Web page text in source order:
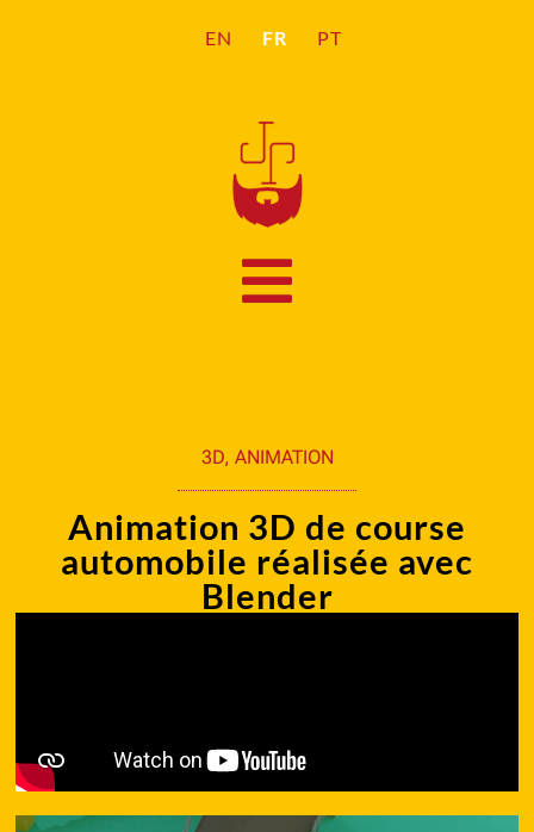
EN FR PT
3D, ANIMATION
Animation 3D de course
automobile réalisée avec
Blender